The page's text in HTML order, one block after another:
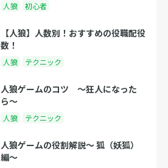
人狼 初心者
【人狼】人数別！おすすめの役職配役
数！
人狼 テクニック
人狼ゲームのコツ 〜狂人になった
ら〜
人狼 テクニック
人狼ゲームの役割解説〜 狐（妖狐）
編〜